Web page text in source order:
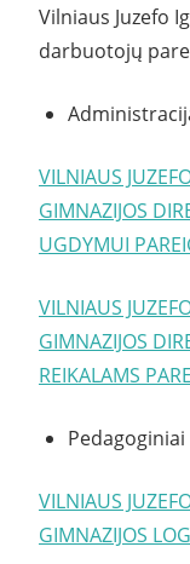
Vilniaus Juzefo
darbuotojų
VILNIAUS
GIMNAZIJOS
UGDYMUI
VILNIAUS
GIMNAZIJOS
REIKALAMS
VILNIAUS
GIMNAZIJOS